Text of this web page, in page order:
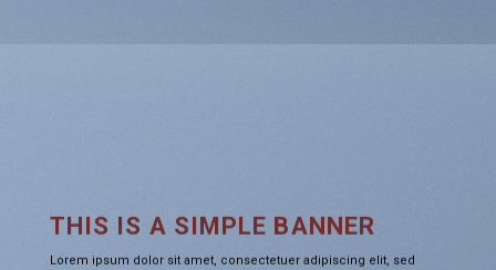
THIS IS A SIMPLE BANNER
Lorem ipsum dolor sit amet, consectetuer adipiscing elit, sed